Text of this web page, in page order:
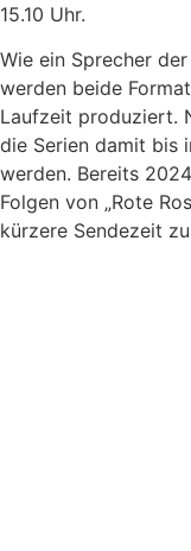
15.10 Uhr.
Wie ein Sprecher
werden beide
Laufzeit produziert.
die Serien damit bis
werden. Bereits
Folgen von „Rote
kürzere Sendezeit